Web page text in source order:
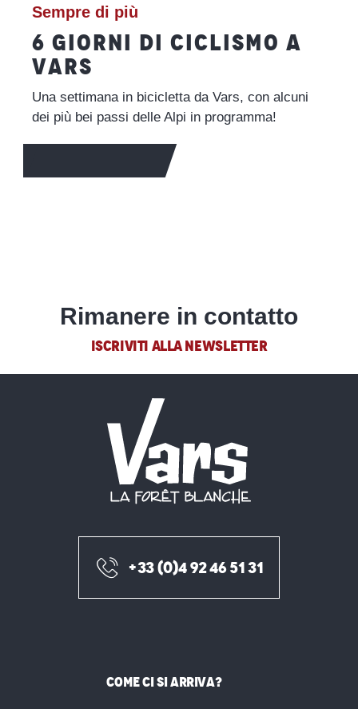
Sempre di più
6 GIORNI DI CICLISMO A
VARS
Una settimana in bicicletta da Vars, con alcuni
dei più bei passi delle Alpi in programma!
Rimanere in contatto
ISCRIVITI ALLA NEWSLETTER
+33 (0)4 92 46 51 31
COME CI SI ARRIVA?